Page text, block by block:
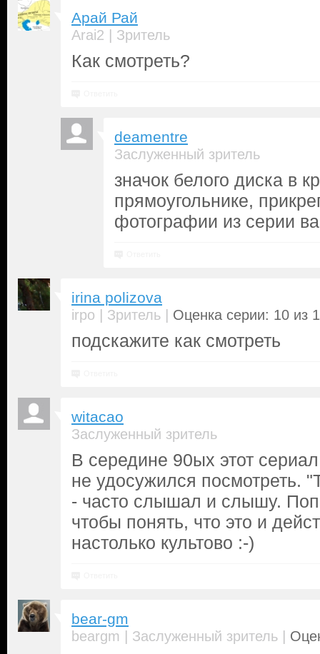
Арай Рай
Arai2 | Зритель
Как смотреть?
deamentre
Заслуженный зритель
значок белого диска в
прямоугольнике,
фотографии из серии
irina polizova
irpo | Зритель | Оценка серии: 10 из
подскажите как смотреть
witacao
Заслуженный зритель
В середине 90ых этот
не удосужился посмотреть.
- часто слышал и слышу.
чтобы понять, что это и
настолько культово :-)
bear-gm
beargm | Заслуженный зритель |